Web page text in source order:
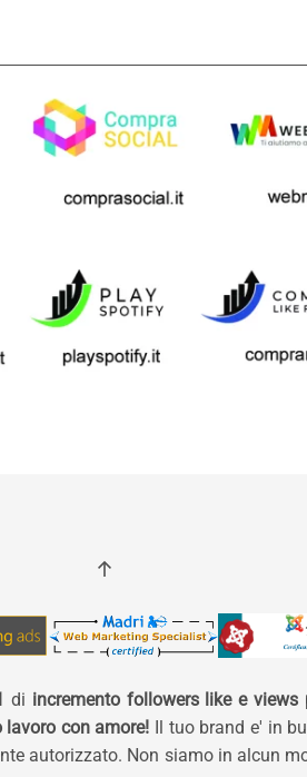
di incremento followers like e views
con amore! Il tuo brand e' in
autorizzato. Non siamo in alcun